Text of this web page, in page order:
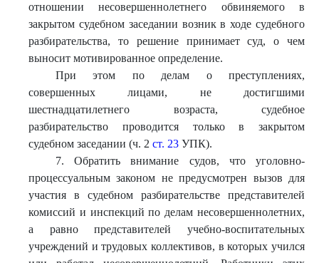
отношении несовершеннолетнего обвиняемого в
закрытом судебном заседании возник в ходе судебного
разбирательства, то решение принимает суд, о чем
выносит мотивированное определение.
При этом по делам о преступлениях,
совершенных лицами, не достигшими
шестнадцатилетнего возраста, судебное
разбирательство проводится только в закрытом
судебном заседании (ч. 2 ст. 23 УПК).
7. Обратить внимание судов, что уголовно-
процессуальным законом не предусмотрен вызов для
участия в судебном разбирательстве представителей
комиссий и инспекций по делам несовершеннолетних,
а равно представителей учебно-воспитательных
учреждений и трудовых коллективов, в которых учился